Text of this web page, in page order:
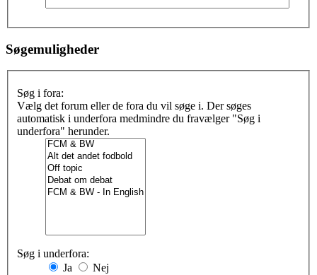
Søgemuligheder
Søg i fora:
Vælg det forum eller de fora du vil søge i. Der søges
automatisk i underfora medmindre du fravælger "Søg i
underfora" herunder.
Søg i underfora:
Ja
Nej